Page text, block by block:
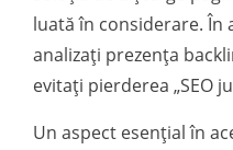
luată în considerare. În
analizați prezența
evitați pierderea „SEO
Un aspect esențial în